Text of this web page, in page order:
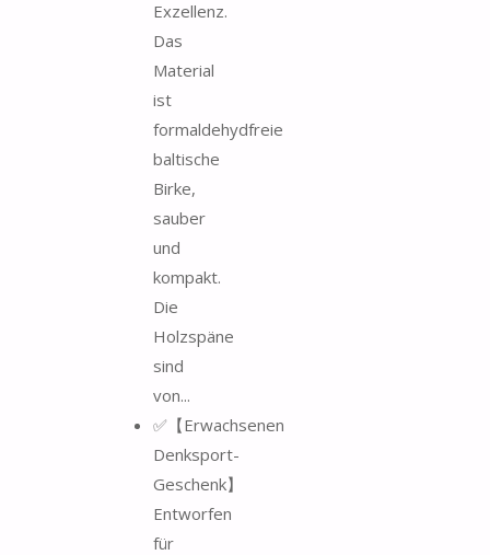
Exzellenz.
Das
Material
ist
formaldehydfreie
baltische
Birke,
sauber
und
kompakt.
Die
Holzspäne
sind
von...
✅【Erwachsenen
Denksport-
Geschenk】
Entworfen
für